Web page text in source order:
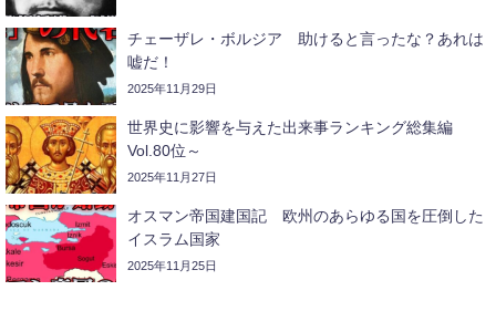
チェーザレ・ボルジア 助けると言ったな？あれは
嘘だ！
2025年11月29日
世界史に影響を与えた出来事ランキング総集編
Vol.80位～
2025年11月27日
オスマン帝国建国記 欧州のあらゆる国を圧倒した
イスラム国家
2025年11月25日